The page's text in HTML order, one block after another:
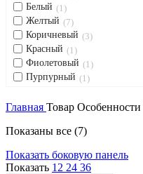
Белый 1
Желтый 7
Коричневый 3
Красный 1
Фиолетовый 1
Пурпурный 1
Главная Товар Особенности
Показаны все (7)
Показать боковую панель
Показать 12 24 36